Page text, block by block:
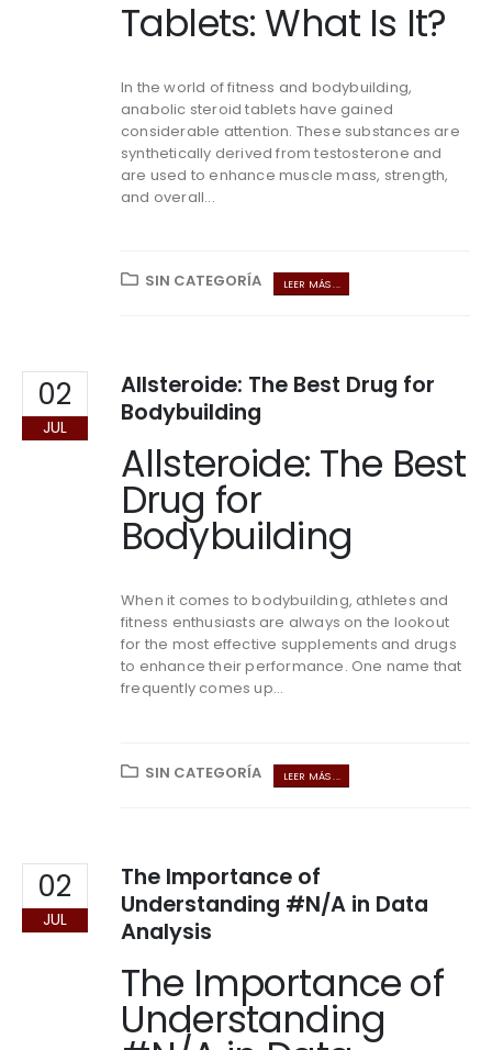
Tablets: What Is It?
In the world of fitness and bodybuilding,
anabolic steroid tablets have gained
considerable attention. These substances are
synthetically derived from testosterone and
are used to enhance muscle mass, strength,
and overall...
SIN CATEGORÍA LEER MÁS ...
02
JUL
Allsteroide: The Best Drug for
Bodybuilding
Allsteroide: The Best
Drug for
Bodybuilding
When it comes to bodybuilding, athletes and
fitness enthusiasts are always on the lookout
for the most effective supplements and drugs
to enhance their performance. One name that
frequently comes up...
SIN CATEGORÍA LEER MÁS ...
02
JUL
The Importance of
Understanding #N/A in Data
Analysis
The Importance of
Understanding